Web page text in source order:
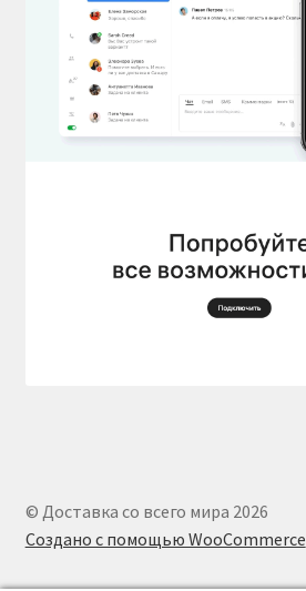
© Доставка со всего мира 2026
Создано с помощью WooCommerce